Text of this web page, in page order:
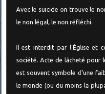
Avec le suicide on trouve le
le non légal, le non réfléchi.
Il est interdit par l'Église et
société. Acte de lâcheté pour
est souvent symbole d'une
le monde (ou du moins la